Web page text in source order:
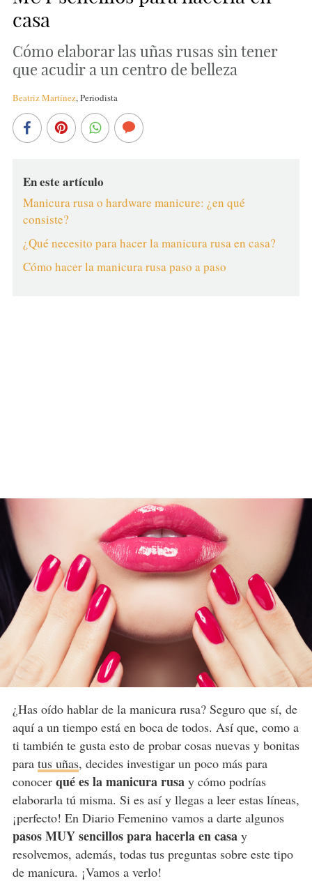
casa
Cómo elaborar las uñas rusas sin tener
que acudir a un centro de belleza
Beatriz Martínez, Periodista
En este artículo
Manicura rusa o hardware manicure: ¿en qué
consiste?
¿Qué necesito para hacer la manicura rusa en casa?
Cómo hacer la manicura rusa paso a paso
¿Has oído hablar de la manicura rusa? Seguro que sí, de
aquí a un tiempo está en boca de todos. Así que, como a
ti también te gusta esto de probar cosas nuevas y bonitas
para tus uñas, decides investigar un poco más para
conocer qué es la manicura rusay cómo podrías
elaborarla tú misma. Si es así y llegas a leer estas líneas,
¡perfecto! En Diario Femenino vamos a darte algunos
pasos MUY sencillos para hacerla en casay
resolvemos, además, todas tus preguntas sobre este tipo
de manicura. ¡Vamos a verlo!